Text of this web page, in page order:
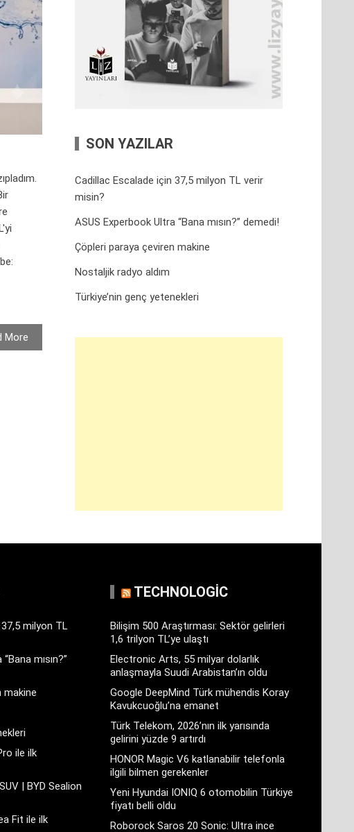
More
SON YAZILAR
Cadillac Escalade için 37,5 milyon TL verir
misin?
ASUS Experbook Ultra “Bana mısın?” demedi!
Çöpleri paraya çeviren makine
Nostaljik radyo aldım
Türkiye’nin genç yetenekleri
milyon TL
mısın?”
makine
ile ilk
| BYD Sealion
Fit ile ilk
TECHNOLOGIC
Bilişim 500 Araştırması: Sektör gelirleri
1,6 trilyon TL’ye ulaştı
Electronic Arts, 55 milyar dolarlık
anlaşmayla Suudi Arabistan’ın oldu
Google DeepMind Türk mühendis Koray
Kavukcuoğlu’na emanet
Türk Telekom, 2026’nın ilk yarısında
gelirini yüzde 9 artırdı
HONOR Magic V6 katlanabilir telefonla
ilgili bilmen gerekenler
Yeni Hyundai IONIQ 6 otomobilin Türkiye
fiyatı belli oldu
Roborock Saros 20 Sonic: Ultra ince